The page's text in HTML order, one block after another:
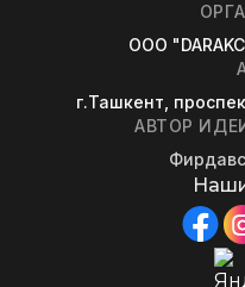
OOO
г.Ташкент,
АВТОР